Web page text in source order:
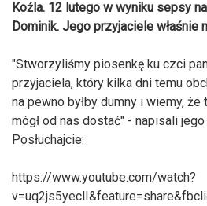
Koźla. 12 lutego w wyniku sepsy
Dominik. Jego przyjaciele właśnie
"Stworzyliśmy piosenkę ku czci
przyjaciela, który kilka dni temu
na pewno byłby dumny i wiemy,
mógł od nas dostać" - napisali
Posłuchajcie:
https://www.youtube.com/watch?